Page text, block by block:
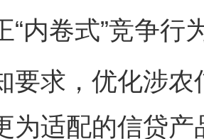
“内卷式”竞争行
求，优化涉农
为适配的信贷